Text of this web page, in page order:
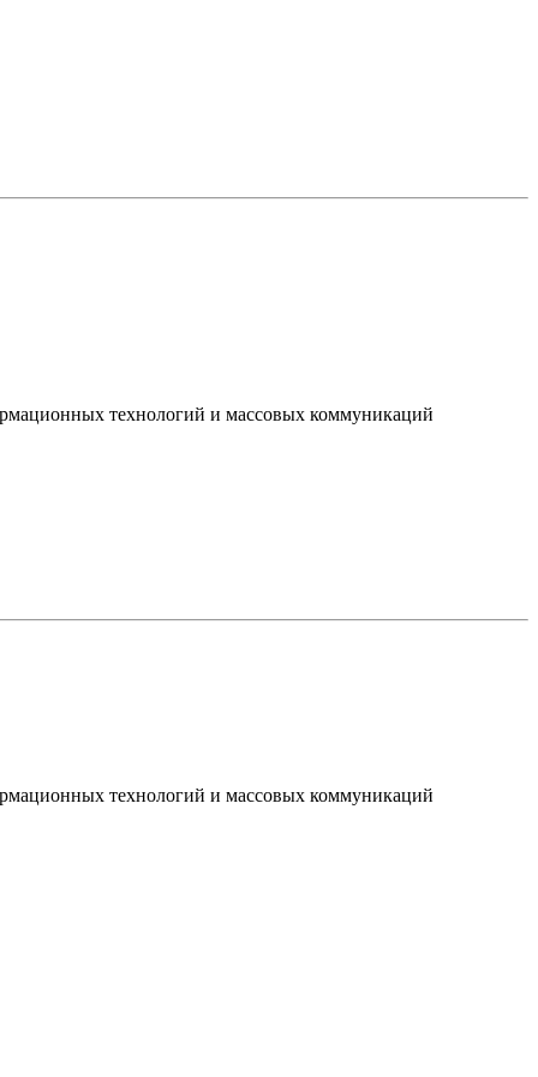
технологий и массовых коммуникаций
технологий и массовых коммуникаций